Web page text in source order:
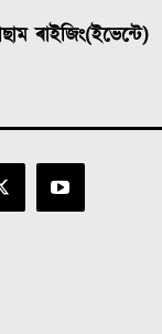
ৰাইজিং(ইভেন্টে)